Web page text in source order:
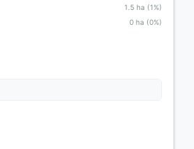
1.5 ha (1%)
0 ha (0%)